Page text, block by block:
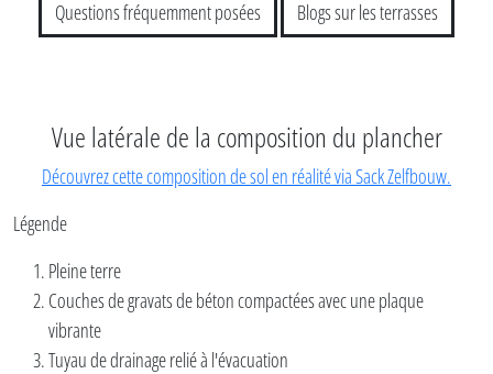
Questions fréquemment posées Blogs sur les terrasses
Vue latérale de la composition du plancher
Découvrez cette composition de sol en réalité via Sack Zelfbouw.
Légende
Pleine terre
Couches de gravats de béton compactées avec une plaque
vibrante
Tuyau de drainage relié à l'évacuation